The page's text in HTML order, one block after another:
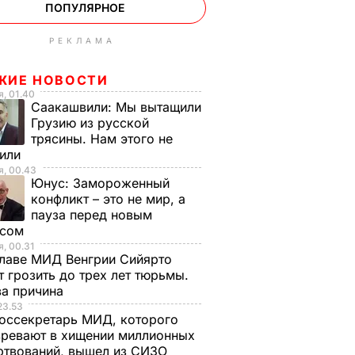
о
РФ,
а
в
ПОПУЛЯРНОЕ
РЕКЛАМА
НОВОСТИ
01.40
Саакашвили: Мы вытащили
Грузию из русской
трясины. Нам этого не
00.43
Юнус: Замороженный
конфликт – это не мир, а
пауза перед новым
00.31
МИД Венгрии Сийярто
грозить до трех лет тюрьмы.
причина
МИД, которого
в хищении миллионных
вышел из СИЗО